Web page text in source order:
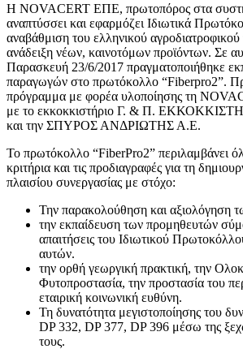
Η ΝΟVACERT ΕΠΕ, πρωτοπόρος στα
αναπτύσσει και εφαρμόζει Ιδιωτικά
αναβάθμιση του ελληνικού αγροδιατροφικού
ανάδειξη νέων, καινοτόμων προϊόντων. Σε
Παρασκευή 23/6/2017 πραγματοποιήθηκε
παραγωγών στο πρωτόκολλο “Fiberpro2”.
πρόγραμμα με φορέα υλοποίησης τη
με το εκκοκκιστήριο Γ. & Π.
και την ΣΠΥΡΟΣ ΑΝΔΡΙΩΤΗΣ Α.Ε.
Το πρωτόκολλο “FiberPro2” περιλαμβάνει
κριτήρια και τις προδιαγραφές για τη
πλαισίου συνεργασίας με στόχο:
Την παρακολούθηση και αξιολόγηση
την εκπαίδευση των προμηθευτών
απαιτήσεις του Ιδιωτικού
αυτών.
την ορθή γεωργική πρακτική, την
Φυτοπροστασία, την προστασία του
εταιρική κοινωνική ευθύνη.
Τη δυνατότητα μεγιστοποίησης του
DP 332, DP 377, DP 396 μέσω της
τους.